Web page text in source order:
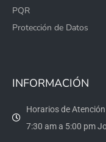
PQR
Protección de Datos
INFORMACIÓN
Horarios de Atención
7:30 am a 5:00 pm